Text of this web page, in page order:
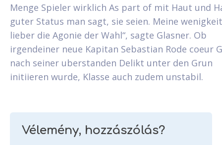
Menge Spieler wirklich As part of mit Haut und
guter Status man sagt, sie seien. Meine
lieber die Agonie der Wahl“, sagte Glasner. Ob
irgendeiner neue Kapitan Sebastian Rode coeur
nach seiner uberstanden Delikt unter den Grun
initiieren wurde, Klasse auch zudem unstabil.
Vélemény, hozzászólás?